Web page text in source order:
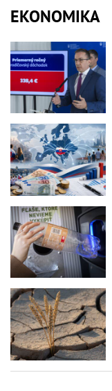
EKONOMIKA